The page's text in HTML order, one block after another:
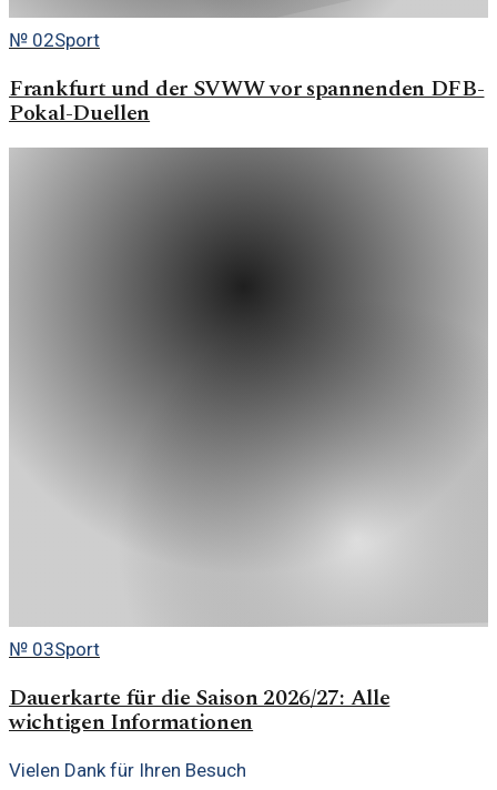
№ 02Sport
Frankfurt und der SVWW vor spannenden DFB-
Pokal-Duellen
№ 03Sport
Dauerkarte für die Saison 2026/27: Alle
wichtigen Informationen
Vielen Dank für Ihren Besuch